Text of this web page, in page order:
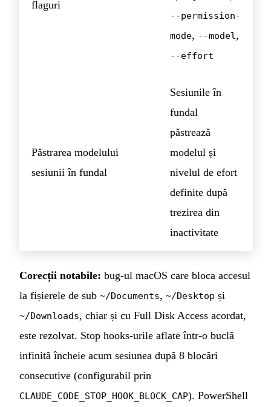
flaguri
--permission-
mode, --model,
--effort
Păstrarea modelului
sesiunii în fundal
Sesiunile în
fundal
păstrează
modelul și
nivelul de efort
definite după
trezirea din
inactivitate
Corecții notabile: bug-ul macOS care bloca accesul
la fișierele de sub ~/Documents, ~/Desktop și
~/Downloads, chiar și cu Full Disk Access acordat,
este rezolvat. Stop hooks-urile aflate într-o buclă
infinită încheie acum sesiunea după 8 blocări
consecutive (configurabil prin
CLAUDE_CODE_STOP_HOOK_BLOCK_CAP). PowerShell